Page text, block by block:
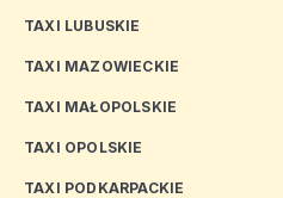
TAXI LUBUSKIE
TAXI MAZOWIECKIE
TAXI MAŁOPOLSKIE
TAXI OPOLSKIE
TAXI PODKARPACKIE